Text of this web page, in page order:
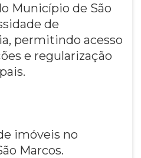
Município de São
de
permitindo acesso
e regularização
imóveis no
Marcos.